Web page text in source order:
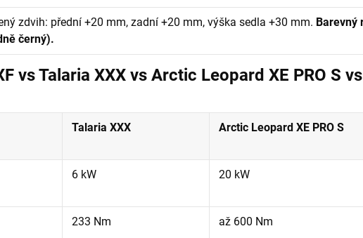
zdvih: přední +20 mm, zadní +20 mm, výška sedla +30 mm. Barevný
černý).
vs Talaria XXX vs Arctic Leopard XE PRO S
Talaria XXX Arctic Leopard XE PRO S
6 kW 20 kW
233 Nm až 600 Nm